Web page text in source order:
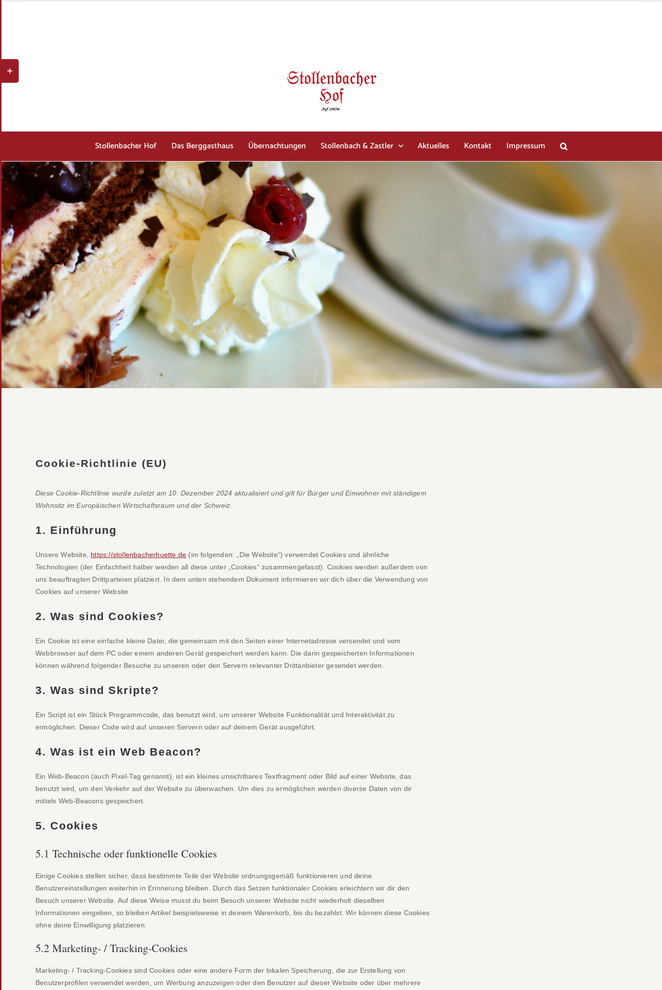
Stollenbacher Hof Das Berggasthaus Übernachtungen Stollenbach & Zastler Aktuelles Kontakt Impressum
Cookie-Richtlinie (EU)
Diese Cookie-Richtlinie wurde zuletzt am 10. Dezember 2024 aktualisiert und gilt für Bürger und Einwohner mit ständigem
Wohnsitz im Europäischen Wirtschaftsraum und der Schweiz.
1. Einführung
Unsere Website, https://stollenbacherhuette.de (im folgenden: „Die Website“) verwendet Cookies und ähnliche
Technologien (der Einfachheit halber werden all diese unter „Cookies“ zusammengefasst). Cookies werden außerdem von
uns beauftragten Drittparteien platziert. In dem unten stehendem Dokument informieren wir dich über die Verwendung von
Cookies auf unserer Website.
2. Was sind Cookies?
Ein Cookie ist eine einfache kleine Datei, die gemeinsam mit den Seiten einer Internetadresse versendet und vom
Webbrowser auf dem PC oder einem anderen Gerät gespeichert werden kann. Die darin gespeicherten Informationen
können während folgender Besuche zu unseren oder den Servern relevanter Drittanbieter gesendet werden.
3. Was sind Skripte?
Ein Script ist ein Stück Programmcode, das benutzt wird, um unserer Website Funktionalität und Interaktivität zu
ermöglichen. Dieser Code wird auf unseren Servern oder auf deinem Gerät ausgeführt.
4. Was ist ein Web Beacon?
Ein Web-Beacon (auch Pixel-Tag genannt), ist ein kleines unsichtbares Textfragment oder Bild auf einer Website, das
benutzt wird, um den Verkehr auf der Website zu überwachen. Um dies zu ermöglichen werden diverse Daten von dir
mittels Web-Beacons gespeichert.
5. Cookies
5.1 Technische oder funktionelle Cookies
Einige Cookies stellen sicher, dass bestimmte Teile der Website ordnungsgemäß funktionieren und deine
Benutzereinstellungen weiterhin in Erinnerung bleiben. Durch das Setzen funktionaler Cookies erleichtern wir dir den
Besuch unserer Website. Auf diese Weise musst du beim Besuch unserer Website nicht wiederholt dieselben
Informationen eingeben, so bleiben Artikel beispielsweise in deinem Warenkorb, bis du bezahlst. Wir können diese Cookies
ohne deine Einwilligung platzieren.
5.2 Marketing- / Tracking-Cookies
Marketing- / Tracking-Cookies sind Cookies oder eine andere Form der lokalen Speicherung, die zur Erstellung von
Benutzerprofilen verwendet werden, um Werbung anzuzeigen oder den Benutzer auf dieser Website oder über mehrere
Toggle
Sliding